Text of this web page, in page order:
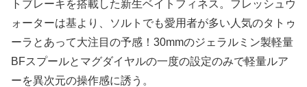
トブレーキを搭載した新生ベイトフィネス。フレッシュウ
ォーターは基より、ソルトでも愛用者が多い人気のタトゥ
ーラとあって大注目の予感！30mmのジェラルミン製軽量
BFスプールとマグダイヤルの一度の設定のみで軽量ルア
ーを異次元の操作感に誘う。